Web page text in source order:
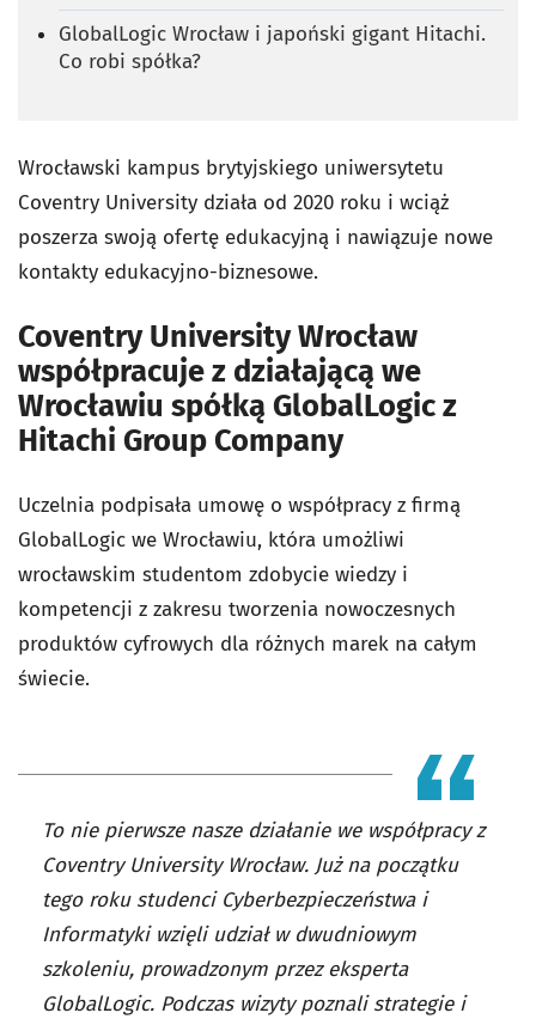
GlobalLogic Wrocław i japoński gigant Hitachi.
Co robi spółka?
Wrocławski kampus brytyjskiego uniwersytetu
Coventry University działa od 2020 roku i wciąż
poszerza swoją ofertę edukacyjną i nawiązuje nowe
kontakty edukacyjno-biznesowe.
Coventry University Wrocław
współpracuje z działającą we
Wrocławiu spółką GlobalLogic z
Hitachi Group Company
Uczelnia podpisała umowę o współpracy z firmą
GlobalLogic we Wrocławiu, która umożliwi
wrocławskim studentom zdobycie wiedzy i
kompetencji z zakresu tworzenia nowoczesnych
produktów cyfrowych dla różnych marek na całym
świecie.
To nie pierwsze nasze działanie we współpracy z
Coventry University Wrocław. Już na początku
tego roku studenci Cyberbezpieczeństwa i
Informatyki wzięli udział w dwudniowym
szkoleniu, prowadzonym przez eksperta
GlobalLogic. Podczas wizyty poznali strategie i